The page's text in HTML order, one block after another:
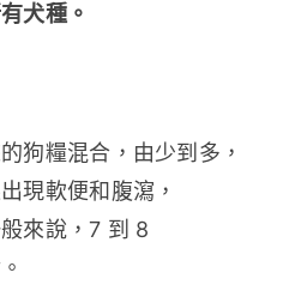
犬種。
狗糧混合，由少到多，
現軟便和腹瀉，
來說，7 到 8